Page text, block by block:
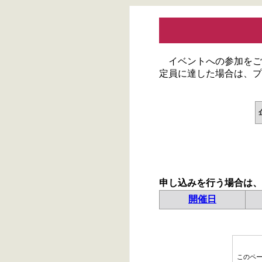
イベントへの参加を
定員に達した場合は、
申し込みを行う場合は
開催日
このペ